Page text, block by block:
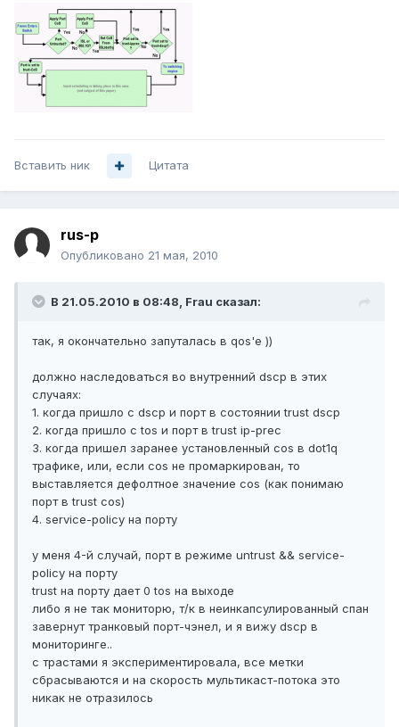
Вставить ник Цитата
rus-p
Опубликовано 21 мая, 2010
В 21.05.2010 в 08:48, Frau сказал:
так, я окончательно запуталась в qos'е ))
должно наследоваться во внутренний dscp в этих
случаях:
1. когда пришло с dscp и порт в состоянии trust dscp
2. когда пришло с tos и порт в trust ip-prec
3. когда пришел заранее установленный cos в dot1q
трафике, или, если cos не промаркирован, то
выставляется дефолтное значение cos (как понимаю
порт в trust cos)
4. service-policy на порту
у меня 4-й случай, порт в режиме untrust && service-
policy на порту
trust на порту дает 0 tos на выходе
либо я не так мониторю, т/к в неинкапсулированный спан
завернут транковый порт-чэнел, и я вижу dscp в
мониторинге..
с трастами я экспериментировала, все метки
сбрасываются и на скорость мультикаст-потока это
никак не отразилось